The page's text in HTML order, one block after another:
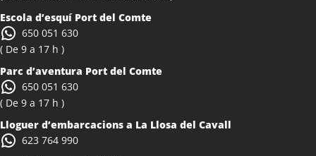
Colònies Escolars Albocàsser
Activitats Teambuilding Empreses Albons
Colònies Escolars Albons
Activitats Teambuilding Empreses Alcalà de Xivert
Colònies Escolars Alcalà de Xivert
Escola d’esquí Port del Comte
650 051 630
( De 9 a 17 h )
Parc d’aventura Port del Comte
650 051 630
( De 9 a 17 h )
Lloguer d’embarcacions a La Llosa del Cavall
623 764 990